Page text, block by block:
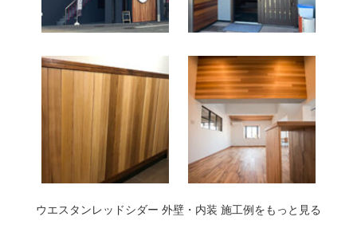
ウエスタンレッドシダー 外壁・内装 施工例をもっと見る